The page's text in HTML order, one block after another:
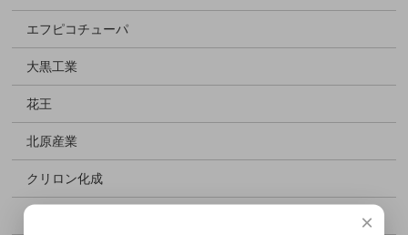
エフピコチューパ
大黒工業
花王
北原産業
クリロン化成
×